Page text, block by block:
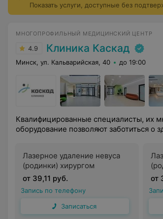
Показать услуги, доступные без
МНОГОПРОФИЛЬНЫЙ МЕДИЦИНСКИЙ ЦЕНТР
4.9 Клиника Каскад
Минск, ул. Кальварийская, 40 до 19:00
Квалифицированные специалисты, их
оборудование позволяют заботиться о
Лазерное удаление невуса
(родинки) хирургом
от 39,11 руб.
Запись по телефону
Записаться
от